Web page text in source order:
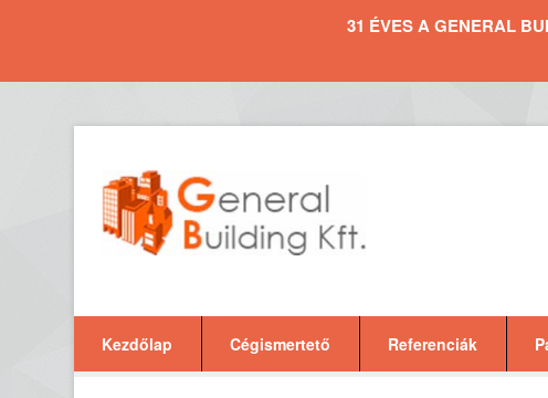
31 ÉVES A GENERAL
Kezdőlap Cégismertető Referenciák